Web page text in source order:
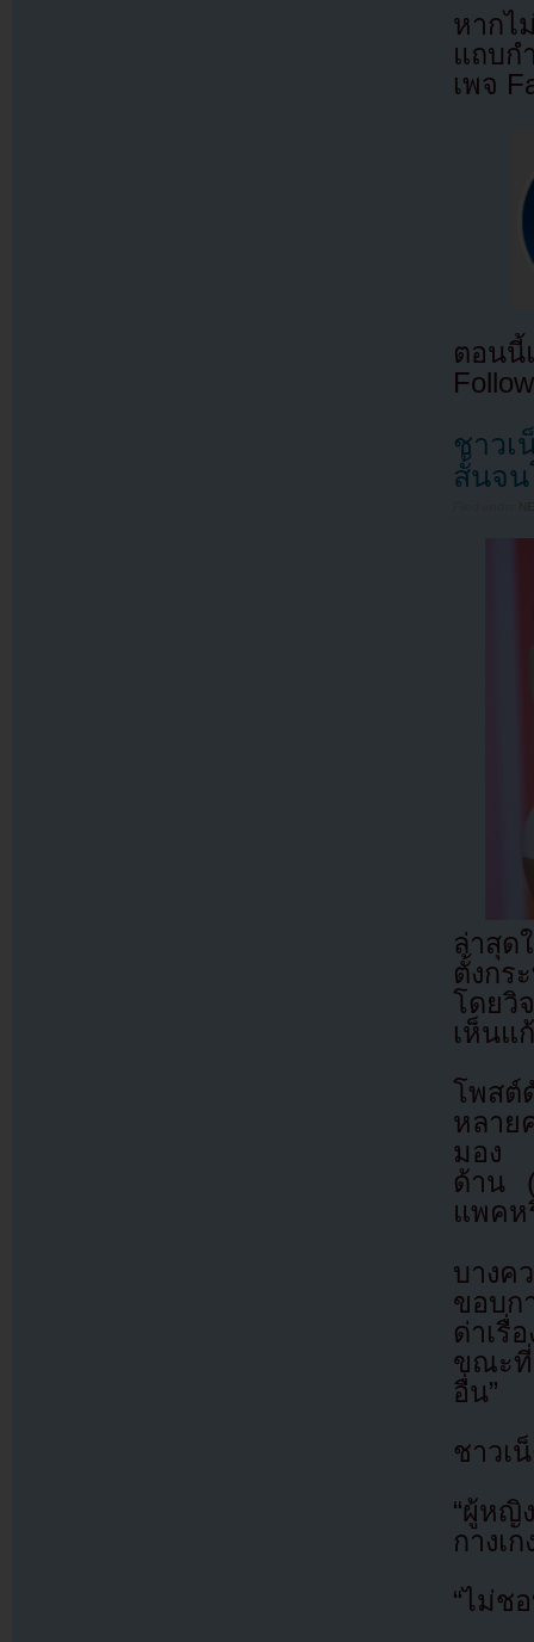
หากไ
แถบก
เพจ
ตอนนี้
ชาวเ
สั้นจ
ล่าสุด
ตั้งก
โดยวิ
เห็นแ
โพสต์
หลาย
มอง
ด้าน
แพคห
บางค
ขอบก
ด่าเรื่
ขณะที่
อื่น”
ชาวเ
“ผู้หญิ
กางเ
“ไม่ช